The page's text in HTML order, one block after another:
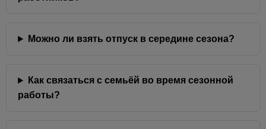
Можно ли взять отпуск в середине сезона?
Как связаться с семьёй во время сезонной
работы?